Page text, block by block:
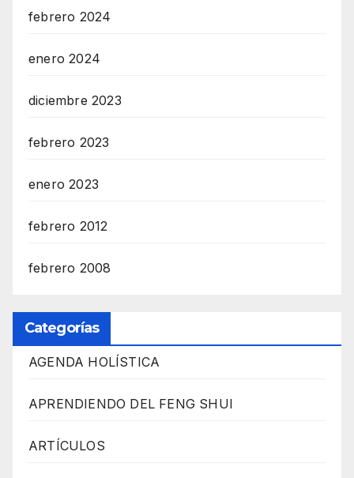
febrero 2024
enero 2024
diciembre 2023
febrero 2023
enero 2023
febrero 2012
febrero 2008
Categorías
AGENDA HOLÍSTICA
APRENDIENDO DEL FENG SHUI
ARTÍCULOS